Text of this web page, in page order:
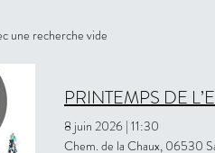
une recherche vide
PRINTEMPS DE
8 juin 2026 | 11:30
Chem. de la Chaux, 06530